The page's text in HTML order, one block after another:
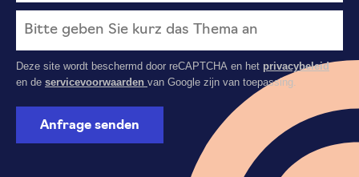
Deze site wordt beschermd door reCAPTCHA en het privacybeleid
en de servicevoorwaarden van Google zijn van toepassing.